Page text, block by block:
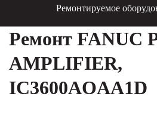
Ремонтируемое
Ремонт FANUC
AMPLIFIER,
IC3600AOAA1D